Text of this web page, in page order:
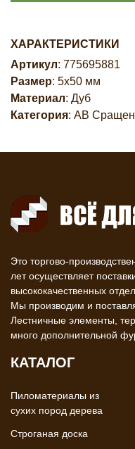
ХАРАКТЕРИСТИКИ
Артикул: 775695881
Размер: 5х50 мм
Материал: Дуб
Категория: AB
Это торгово-
лет осуществляет
высококачественных
Мы производим и
Лестничные элементы,
много дополнительной
КАТАЛОГ
Пиломатериалы из
сухих пород дерева
Строганая доска